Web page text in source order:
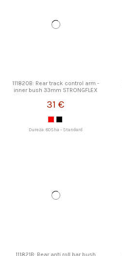
111820B: Rear track control arm -
inner bush 33mm STRONGFLEX
31 €
Dureza: 80Sha - Standard
111821B: Rear anti roll bar bush